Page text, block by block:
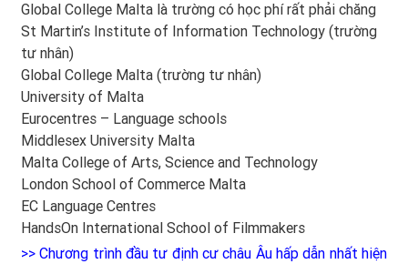
Global College Malta là trường có học phí rất phải chăng
St Martin’s Institute of Information Technology (trường
tư nhân)
Global College Malta (trường tư nhân)
University of Malta
Eurocentres – Language schools
Middlesex University Malta
Malta College of Arts, Science and Technology
London School of Commerce Malta
EC Language Centres
HandsOn International School of Filmmakers
>>Chương trình đầu tư định cư châu Âu hấp dẫn nhất hiện